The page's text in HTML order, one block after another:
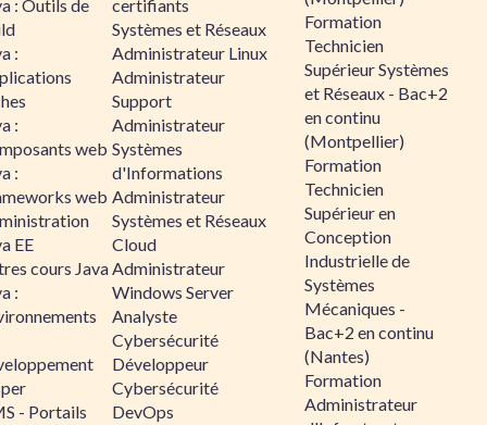
: Outils de
:
:
web
:
web
EE
cours Java
:
- Portails
certifiants
Systèmes et Réseaux
Administrateur Linux
Administrateur
Support
Administrateur
Systèmes
d'Informations
Administrateur
Systèmes et Réseaux
Cloud
Administrateur
Windows Server
Analyste
Cybersécurité
Développeur
Cybersécurité
DevOps
Formation
Technicien
Supérieur Systèmes
et Réseaux - Bac+2
en continu
(Montpellier)
Formation
Technicien
Supérieur en
Conception
Industrielle de
Systèmes
Mécaniques -
Bac+2 en continu
(Nantes)
Formation
Administrateur